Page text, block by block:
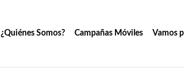
¿Quiénes Somos? Campañas Móviles Vamos